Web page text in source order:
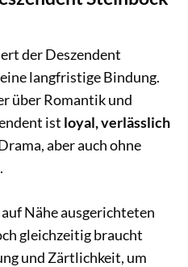
der Deszendent
langfristige Bindung.
über Romantik und
ist loyal, verlässlich
aber auch ohne
Nähe ausgerichteten
gleichzeitig braucht
und Zärtlichkeit, um